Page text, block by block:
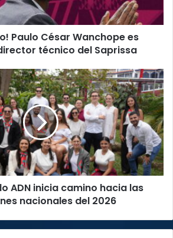
Paulo César Wanchope es
técnico del Saprissa
ADN inicia camino hacia las
nacionales del 2026